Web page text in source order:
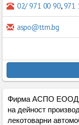
02/ 971 00 90,971
aspo@ttm.bg
Фирма АСПО ЕООД е
на дейност
лекотоварни